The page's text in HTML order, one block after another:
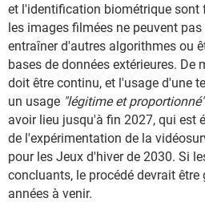
et l'identification biométrique sont
les images filmées ne peuvent
entraîner d'autres algorithmes ou
bases de données extérieures. De
doit être continu, et l'usage d'une
un usage "légitime et proportionné"
avoir lieu jusqu'à fin 2027, qui est
de l'expérimentation de la
pour les Jeux d'hiver de 2030. Si
concluants, le procédé devrait être
années à venir.